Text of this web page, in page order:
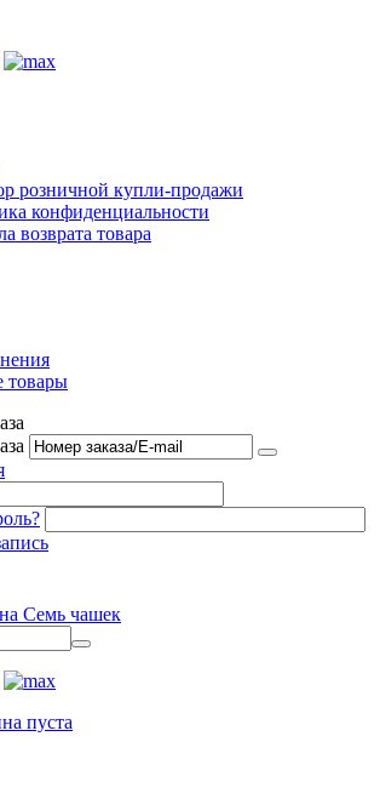
розничной купли-продажи
конфиденциальности
возврата товара
товары
пуста